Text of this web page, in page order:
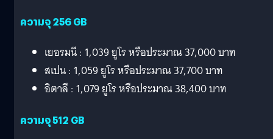
ความจุ 256 GB
เยอรมนี : 1,039 ยูโร หรือประมาณ 37,000 บาท
สเปน : 1,059 ยูโร หรือประมาณ 37,700 บาท
อิตาลี : 1,079 ยูโร หรือประมาณ 38,400 บาท
ความจุ 512 GB